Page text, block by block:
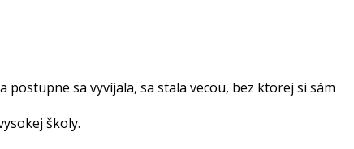
sa vyvíjala, sa stala vecou, bez ktorej si sám
školy.